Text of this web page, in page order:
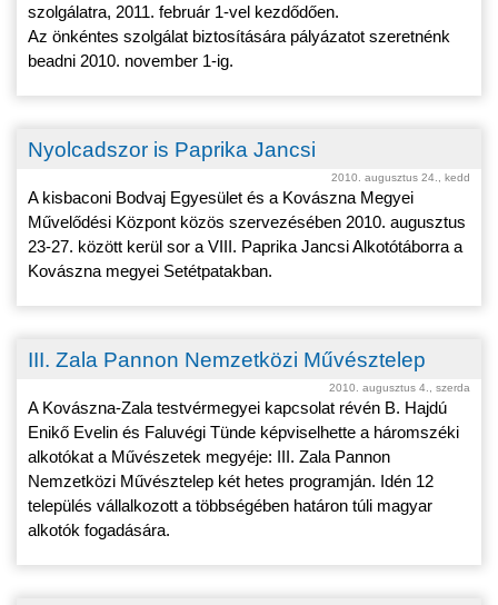
szolgálatra, 2011. február 1-vel kezdődően.
Az önkéntes szolgálat biztosítására pályázatot szeretnénk
beadni 2010. november 1-ig.
Nyolcadszor is Paprika Jancsi
2010. augusztus 24., kedd
A kisbaconi Bodvaj Egyesület és a Kovászna Megyei
Művelődési Központ közös szervezésében 2010. augusztus
23-27. között kerül sor a VIII. Paprika Jancsi Alkotótáborra a
Kovászna megyei Setétpatakban.
III. Zala Pannon Nemzetközi Művésztelep
2010. augusztus 4., szerda
A Kovászna-Zala testvérmegyei kapcsolat révén B. Hajdú
Enikő Evelin és Faluvégi Tünde képviselhette a háromszéki
alkotókat a Művészetek megyéje: III. Zala Pannon
Nemzetközi Művésztelep két hetes programján. Idén 12
település vállalkozott a többségében határon túli magyar
alkotók fogadására.